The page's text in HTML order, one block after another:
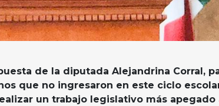
de la diputada Alejandrina Corral,
que no ingresaron en este ciclo
un trabajo legislativo más apegado